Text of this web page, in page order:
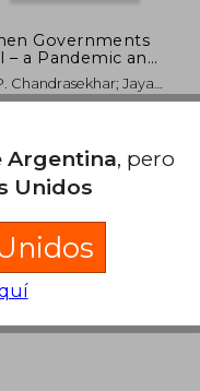
dcto. $
Governments
– a Pandemic and
(en
Chandrasekhar; Jayati
Vikas Rawal
Argentina, pero
Unidos